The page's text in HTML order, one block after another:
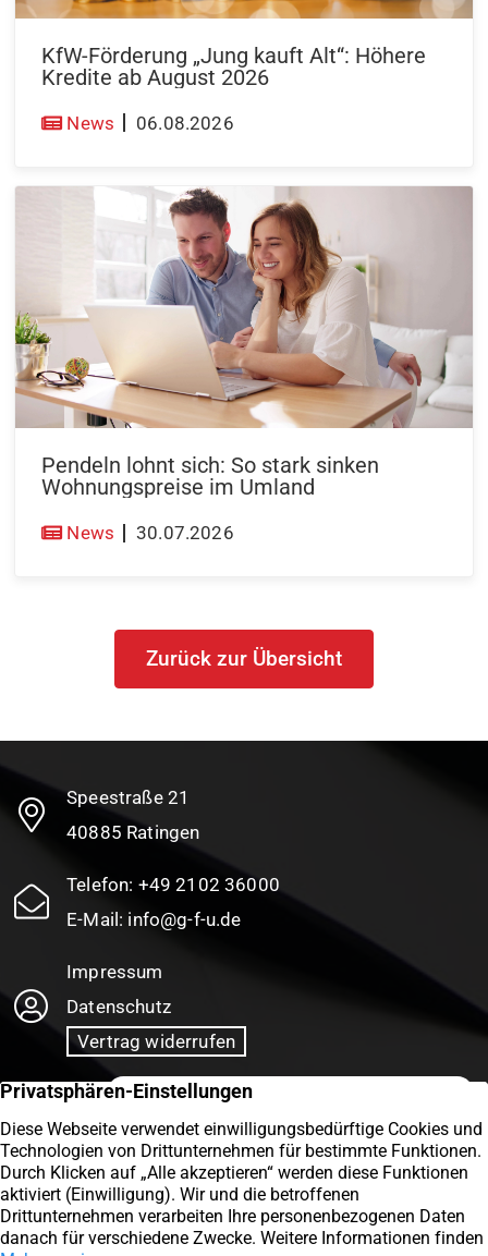
KfW-Förderung „Jung kauft Alt“: Höhere
Kredite ab August 2026
News 06.08.2026
Pendeln lohnt sich: So stark sinken
Wohnungspreise im Umland
News 30.07.2026
Zurück zur Übersicht
Speestraße 21
40885 Ratingen
Telefon: +49 2102 36000
E-Mail: info@g-f-u.de
Impressum
Datenschutz
Vertrag widerrufen